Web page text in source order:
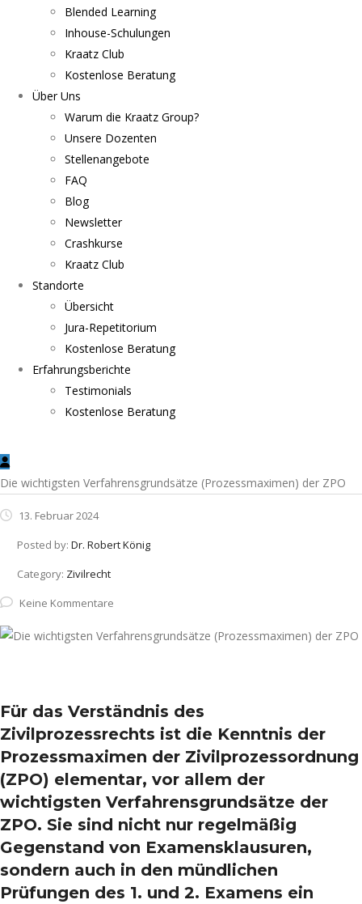
Blended Learning
Inhouse-Schulungen
Kraatz Club
Kostenlose Beratung
Über Uns
Warum die Kraatz Group?
Unsere Dozenten
Stellenangebote
FAQ
Blog
Newsletter
Crashkurse
Kraatz Club
Standorte
Übersicht
Jura-Repetitorium
Kostenlose Beratung
Erfahrungsberichte
Testimonials
Kostenlose Beratung
Die wichtigsten Verfahrensgrundsätze (Prozessmaximen) der ZPO
13. Februar 2024
Posted by: Dr. Robert König
Category: Zivilrecht
Keine Kommentare
Für das Verständnis des
Zivilprozessrechts ist die Kenntnis der
Prozessmaximen der Zivilprozessordnung
(ZPO) elementar, vor allem der
wichtigsten Verfahrensgrundsätze der
ZPO. Sie sind nicht nur regelmäßig
Gegenstand von Examensklausuren,
sondern auch in den mündlichen
Prüfungen des 1. und 2. Examens ein